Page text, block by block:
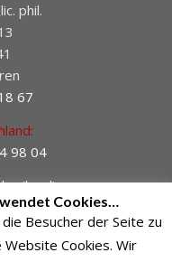
phil.
67
98 04
Cookies…
Besucher der Seite zu
Cookies. Wir